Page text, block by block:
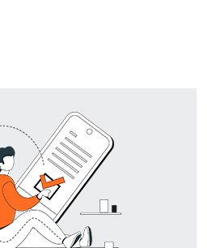
升散热效率的核